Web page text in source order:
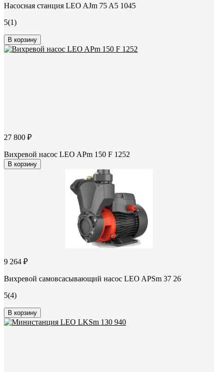
Насосная станция LEO AJm 75 A5 1045
5(1)
В корзину
27 800 ₽
Вихревой насос LEO APm 150 F 1252
В корзину
9 264 ₽
Вихревой самовсасывающий насос LEO APSm 37 26
5(4)
В корзину